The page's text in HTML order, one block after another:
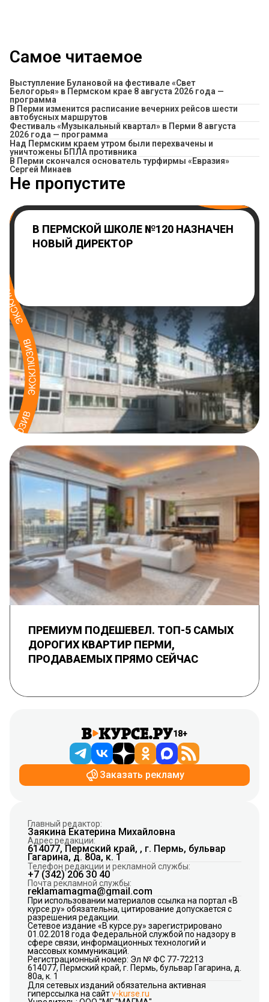
Самое читаемое
Выступление Булановой на фестивале «Свет
Белогорья» в Пермском крае 8 августа 2026 года —
программа
​В Перми изменится расписание вечерних рейсов шести
автобусных маршрутов
Фестиваль «Музыкальный квартал» в Перми 8 августа
2026 года — программа
Над Пермским краем утром были перехвачены и
уничтожены БПЛА противника
В Перми скончался основатель турфирмы «Евразия»
Сергей Минаев
Не пропустите
В ПЕРМСКОЙ ШКОЛЕ №120 НАЗНАЧЕН
НОВЫЙ ДИРЕКТОР
ПРЕМИУМ ПОДЕШЕВЕЛ. ТОП-5 САМЫХ
ДОРОГИХ КВАРТИР ПЕРМИ,
ПРОДАВАЕМЫХ ПРЯМО СЕЙЧАС
18+
Заказать рекламу
Главный редактор:
Заякина Екатерина Михайловна
Адрес редакции:
614077, Пермский край, , г. Пермь, бульвар
Гагарина, д. 80а, к. 1
Телефон редакции и рекламной службы:
+7 (342) 206 30 40
Почта рекламной службы:
reklamamagma@gmail.com
При использовании материалов ссылка на портал «В
курсе.ру» обязательна, цитирование допускается с
разрешения редакции.
Сетевое издание «В курсе.ру» зарегистрировано
01.02.2018 года Федеральной службой по надзору в
сфере связи, информационных технологий и
массовых коммуникаций.
Регистрационный номер: Эл № ФС 77-72213
614077, Пермский край, г. Пермь, бульвар Гагарина, д.
80а, к. 1
Для сетевых изданий обязательна активная
гиперссылка на сайтv-kurse.ru